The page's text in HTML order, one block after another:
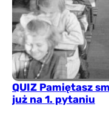
QUIZ Pamiętasz
już na 1. pytaniu